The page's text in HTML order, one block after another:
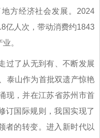
方经济社会发展。2024
亿人次，带动消费约1843
。
过了从无到有、不断发展
泰山作为首批双遗产惊艳
现，并在江苏省苏州市首
订国际规则，我国实现了
者的转变。进入新时代以